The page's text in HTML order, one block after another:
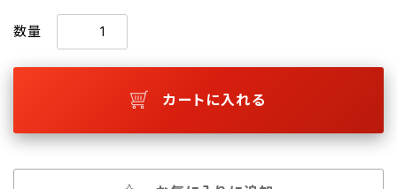
数量
カートに入れる